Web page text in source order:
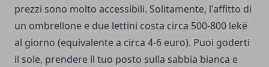
prezzi sono molto accessibili. Solitamente, l'affitto di
un ombrellone e due lettini costa circa 500-800 lekë
al giorno (equivalente a circa 4-6 euro). Puoi goderti
il sole, prendere il tuo posto sulla sabbia bianca e